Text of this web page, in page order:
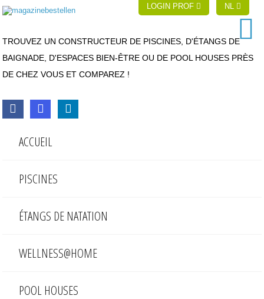
LOGIN PROF NL
TROUVEZ UN CONSTRUCTEUR DE PISCINES, D'ÉTANGS DE
BAIGNADE, D'ESPACES BIEN-ÊTRE OU DE POOL HOUSES PRÈS
DE CHEZ VOUS ET COMPAREZ !
ACCUEIL
PISCINES
ÉTANGS DE NATATION
WELLNESS@HOME
POOL HOUSES